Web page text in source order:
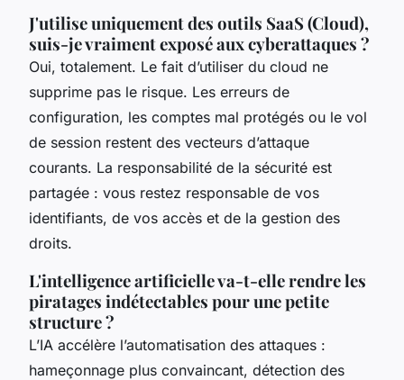
J'utilise uniquement des outils SaaS (Cloud),
suis-je vraiment exposé aux cyberattaques ?
Oui, totalement. Le fait d’utiliser du cloud ne
supprime pas le risque. Les erreurs de
configuration, les comptes mal protégés ou le vol
de session restent des vecteurs d’attaque
courants. La responsabilité de la sécurité est
partagée : vous restez responsable de vos
identifiants, de vos accès et de la gestion des
droits.
L'intelligence artificielle va-t-elle rendre les
piratages indétectables pour une petite
structure ?
L’IA accélère l’automatisation des attaques :
hameçonnage plus convaincant, détection des